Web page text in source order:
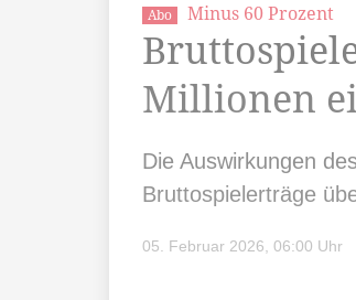
Abo Minus 60 Prozent
Millionen
Die Auswirkungen
Bruttospielerträge
05. Februar 2026, 06:00 Uhr